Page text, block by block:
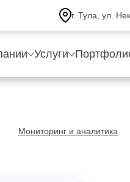
г. Тула, ул.
Услуги
Мониторинг и аналитика